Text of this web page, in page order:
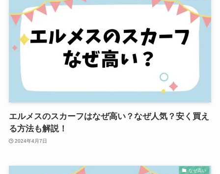
エルメスのスカーフはなぜ高い？なぜ人気？安く買え
る方法も解説！
2024年4月7日
なぜ高い